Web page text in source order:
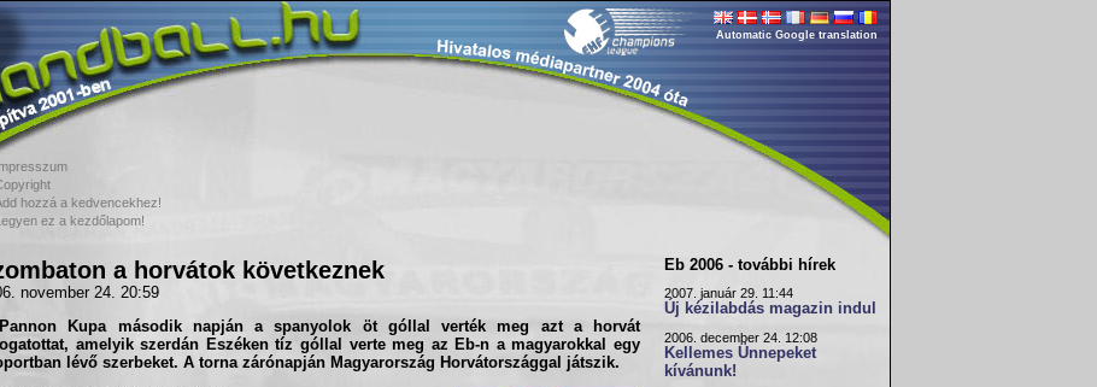
Automatic Google translation
hozzá a kedvencekhez!
ez a kezdőlapom!
a horvátok következnek
november 24. 20:59
Pannon Kupamásodik napján aspanyolok öt góllal verték meg azt a
horvát
amelyik szerdán Eszéken tíz góllal verte meg az Eb-n a magyarokkal egy
lévő szerbeket. A torna zárónapján Magyarország Horvátországgal játszik.
Eb 2006 - további hírek
2007. január 29. 11:44
Új kézilabdás magazin indul
2006. december 24. 12:08
Kellemes Ünnepeket
kívánunk!